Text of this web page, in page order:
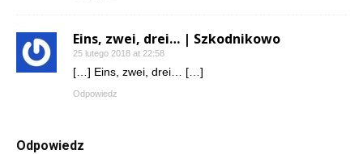
Eins, zwei, drei… | Szkodnikowo
25 lutego 2018 at 22:58
[…] Eins, zwei, drei… […]
Odpowiedz
Odpowiedz